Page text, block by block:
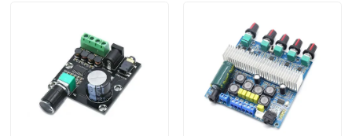
회사 소개
공장 투어